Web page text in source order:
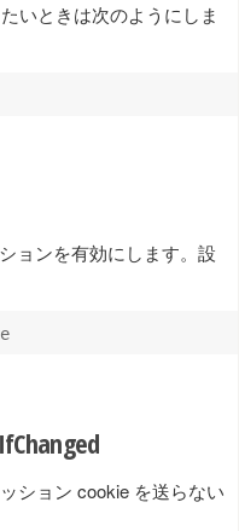
いときは次のようにしま
ョンを有効にします。設
ション cookie を送らない